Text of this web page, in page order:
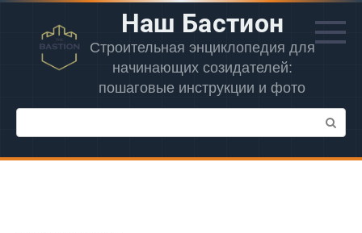
Перейти
контенту
Наш Бастион
Строительная энциклопедия для
начинающих созидателей:
пошаговые инструкции и фото
Поиск: